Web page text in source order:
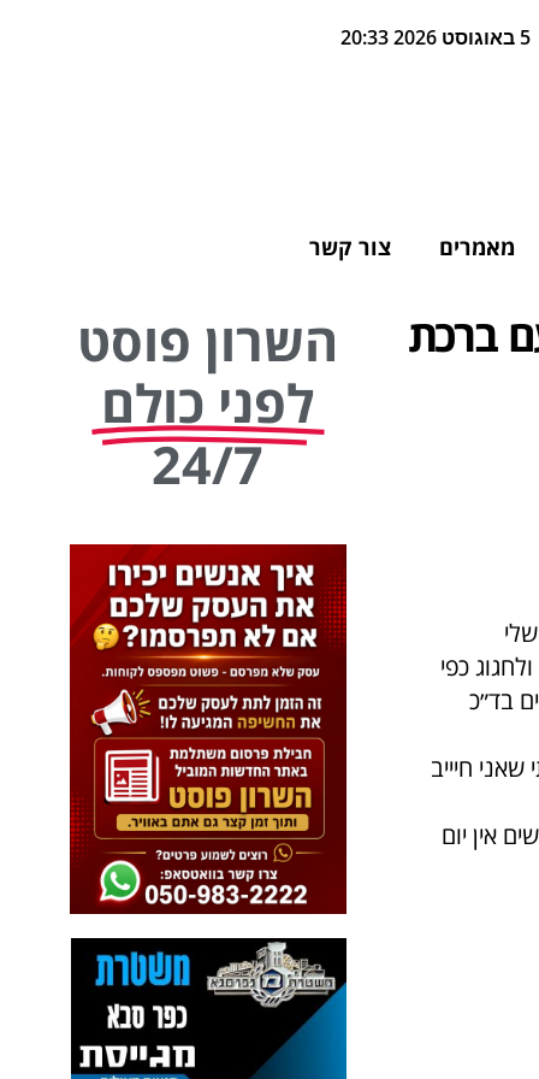
5 באוגוסט 2026 20:33
מאמרים צור קשר
ברכת
הזה ולחגוג כפי
בד״כ
חיייב
אין יום
השרון פוסט
לפני כולם
24/7